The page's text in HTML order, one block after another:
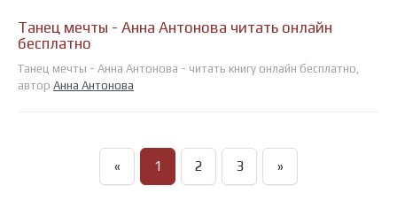
Танец мечты - Анна Антонова читать онлайн
бесплатно
Танец мечты - Анна Антонова - читать книгу онлайн бесплатно,
автор Анна Антонова
« 1 2 3 »